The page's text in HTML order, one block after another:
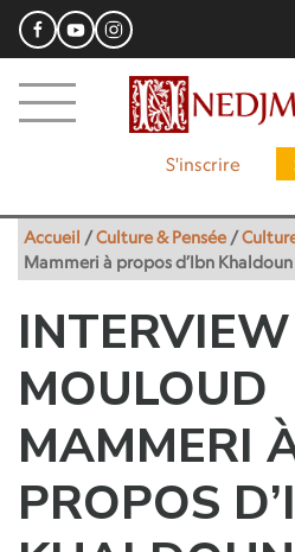
S'inscrire
Accueil /Culture & Pensée /
Mammeri à propos d’Ibn Khaldoun
MOULOUD
MAMMERI
PROPOS